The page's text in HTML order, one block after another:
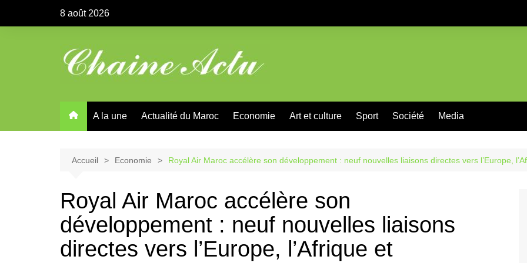
8 août 2026
A la une Actualité du Maroc Economie Art et culture Sport Société Media
Accueil Economie Royal Air Maroc accélère son développement : neuf nouvelles liaisons directes vers l’Europe,
Royal Air Maroc accélère son
développement : neuf nouvelles liaisons
directes vers l’Europe, l’Afrique et